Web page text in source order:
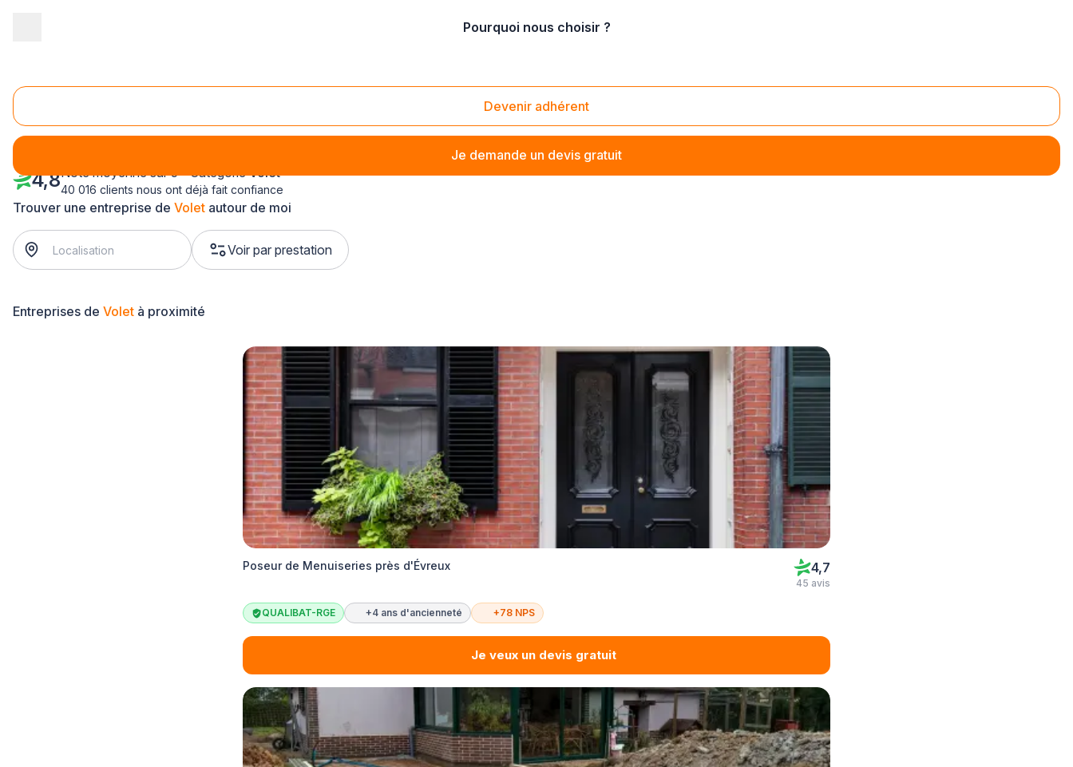
Pourquoi nous choisir ?
Devenir adhérent
Je demande un devis gratuit
Volet Bernay (27300)
Trouver une entreprise de Volet autour de moi
Voir par prestation
4,8Note moyenne sur 5 - CatégorieVolet
40 016 clients nous ont déjà fait confiance
Entreprises de Volet à proximité
Poseur de Menuiseries près d'Évreux 4,7
45 avis
QUALIBAT-RGE +4 ans d'ancienneté +78 NPS
Je veux un devis gratuit